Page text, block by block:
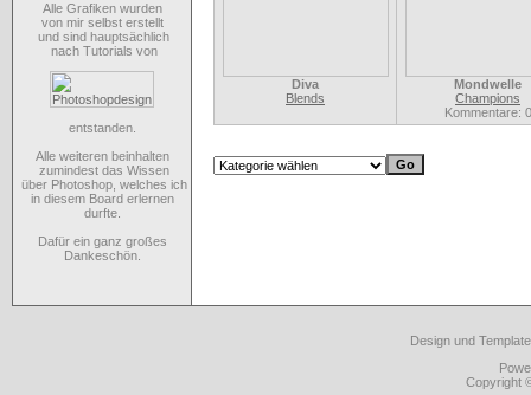
Alle Grafiken wurden
von mir selbst erstellt
und sind hauptsächlich
nach Tutorials von
entstanden.
Alle weiteren beinhalten
zumindest das Wissen
über Photoshop, welches ich
in diesem Board erlernen
durfte.
Dafür ein ganz großes
Dankeschön.
Diva
Blends
Mondwelle
Champions
Kommentare: 0
Design und
Copyright